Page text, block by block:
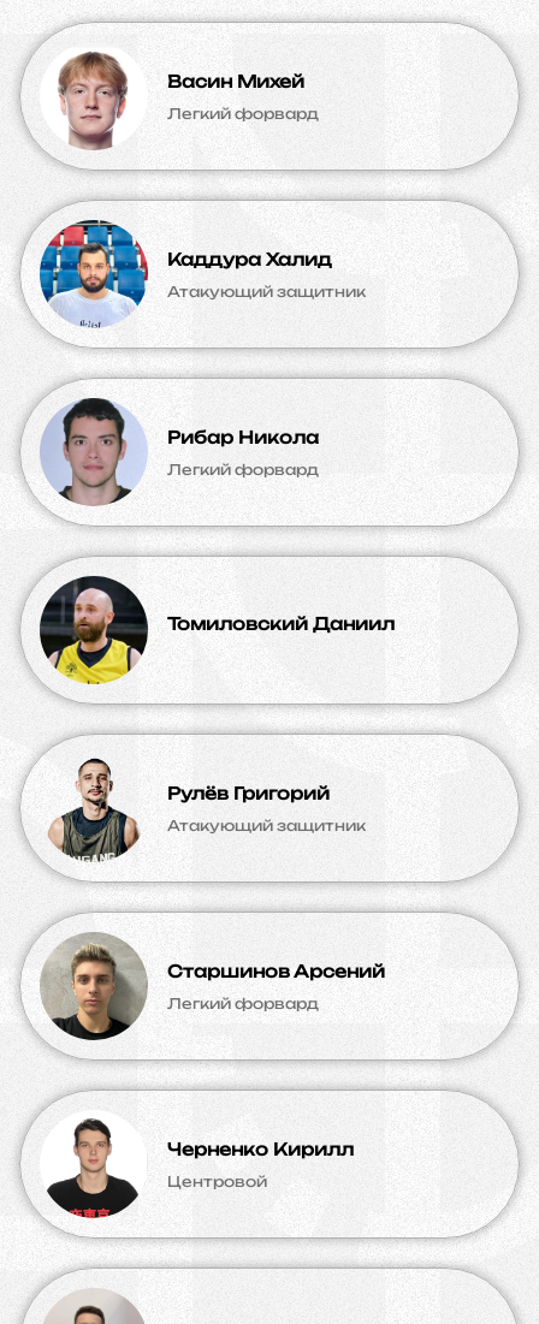
Васин Михей
Легкий форвард
Каддура Халид
Атакующий защитник
Рибар Никола
Легкий форвард
Томиловский Даниил
Рулёв Григорий
Атакующий защитник
Старшинов Арсений
Легкий форвард
Черненко Кирилл
Центровой